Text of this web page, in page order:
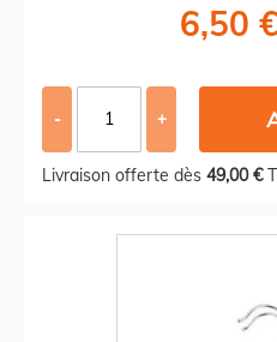
6,50
- +
Livraison offerte dès 49,00 €